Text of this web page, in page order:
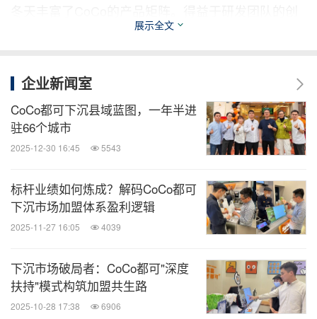
新精神，CoCo再一次以产品打动消费者，践行了"有
消息来源：CoCo都可
微信公众号“知消”发布全球消费品、零售、时
尚、物流行业最新动态。扫描二维码，立即
关键词：饮品 食品饮料
零售业
分享到：
展示全文
企业新闻室
CoCo都可下沉县域蓝图，一年半进
驻66个城市
2025-12-30 16:45 5543
标杆业绩如何炼成？解码CoCo都可
下沉市场加盟体系盈利逻辑
2025-11-27 16:05 4039
下沉市场破局者：CoCo都可"深度
扶持"模式构筑加盟共生路
2025-10-28 17:38 6906